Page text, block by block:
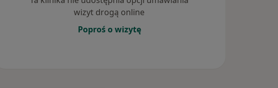
wizyt drogą online
Poproś o wizytę